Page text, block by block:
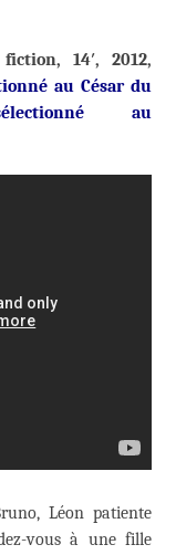
14′, 2012,
au César du
au
Léon patiente
vous à une fille